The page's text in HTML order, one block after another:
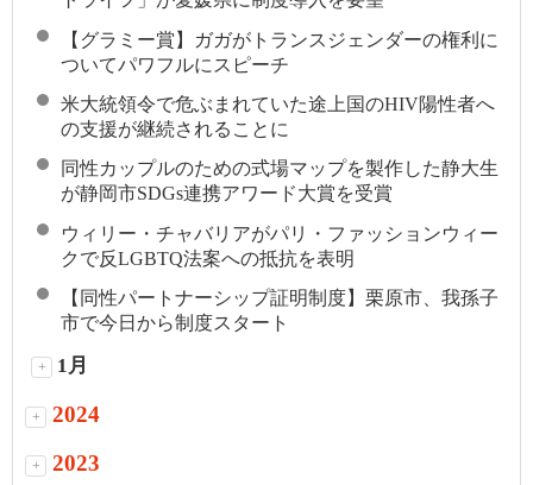
【グラミー賞】ガガがトランスジェンダーの権利に
ついてパワフルにスピーチ
米大統領令で危ぶまれていた途上国のHIV陽性者へ
の支援が継続されることに
同性カップルのための式場マップを製作した静大生
が静岡市SDGs連携アワード大賞を受賞
ウィリー・チャバリアがパリ・ファッションウィー
クで反LGBTQ法案への抵抗を表明
【同性パートナーシップ証明制度】栗原市、我孫子
市で今日から制度スタート
+ 1月
+ 2024
+ 2023